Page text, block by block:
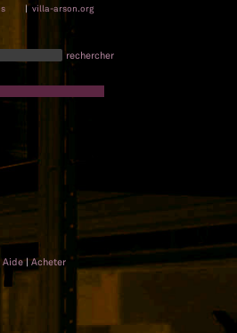
| villa-arson.org
rechercher
Aide|Acheter